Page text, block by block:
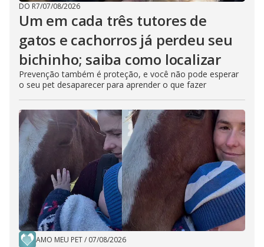
DO R7/07/08/2026
Um em cada três tutores de
gatos e cachorros já perdeu seu
bichinho; saiba como localizar
Prevenção também é proteção, e você não pode esperar
o seu pet desaparecer para aprender o que fazer
AMO MEU PET/ 07/08/2026